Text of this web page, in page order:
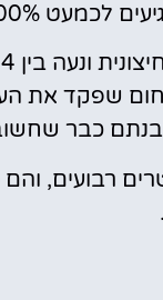
לכמעט 100%!
חום שפקד את
משתרעים של שטח של מעל